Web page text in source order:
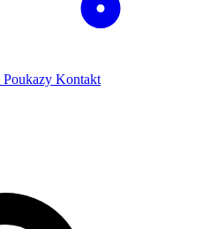
Poukazy Kontakt